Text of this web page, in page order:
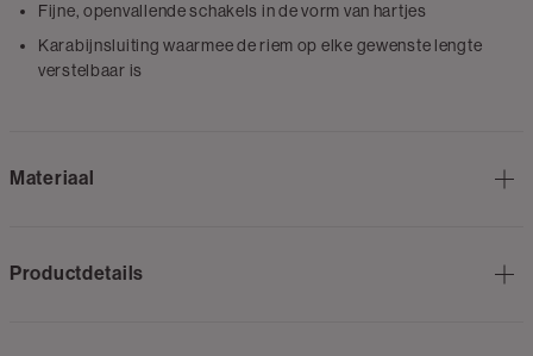
Fijne, openvallende schakels in de vorm van hartjes
Karabijnsluiting waarmee de riem op elke gewenste lengte
verstelbaar is
Materiaal
Productdetails